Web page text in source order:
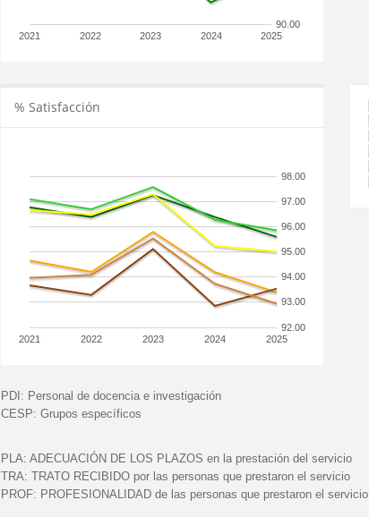
2021 2022 2023 2024 2025
90.00
% Satisfacción
2021 2022 2023 2024 2025
92.00
93.00
94.00
95.00
96.00
97.00
98.00
PDI: Personal de docencia e investigación
CESP: Grupos específicos
PLA: ADECUACIÓN DE LOS PLAZOS en la prestación del servicio
TRA: TRATO RECIBIDO por las personas que prestaron el servicio
PROF: PROFESIONALIDAD de las personas que prestaron el servicio